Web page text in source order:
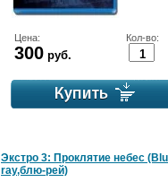
Цена:
300 руб.
Кол-во:
Экстро 3: Проклятие небес
ray,блю-рей)